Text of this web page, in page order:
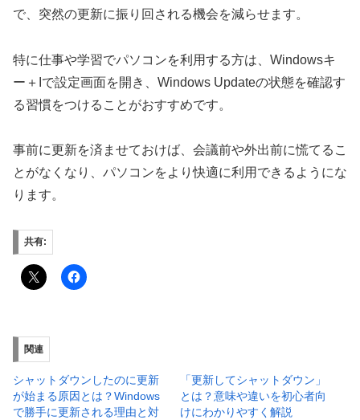
で、突然の更新に振り回される機会を減らせます。
特に仕事や学習でパソコンを利用する方は、Windowsキ
ー＋Iで設定画面を開き、Windows Updateの状態を確認す
る習慣をつけることがおすすめです。
事前に更新を済ませておけば、会議前や外出前に慌てるこ
とがなくなり、パソコンをより快適に利用できるようにな
ります。
共有:
関連
シャットダウンしたのに更新
が始まる原因とは？Windows
で勝手に更新される理由と対
「更新してシャットダウン」
とは？意味や違いを初心者向
けにわかりやすく解説